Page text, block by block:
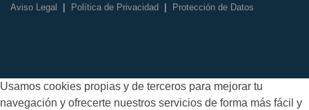
Aviso Legal
| Política de Privacidad | Protección de Datos
Usamos cookies propias y de terceros para mejorar tu
navegación y ofrecerte nuestros servicios de forma más fácil y